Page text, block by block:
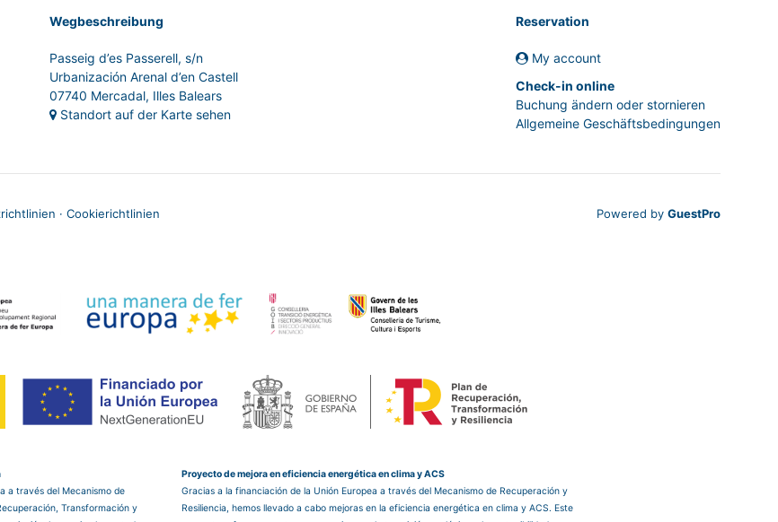
Wegbeschreibung
Passeig d’es Passerell, s/n
Urbanización Arenal d’en Castell
07740 Mercadal, Illes Balears
Standort auf der Karte sehen
Reservation
My account
Check-in online
Buchung ändern oder stornieren
Allgemeine Geschäftsbedingungen
· Cookierichtlinien
Powered by GuestPro
a través del Mecanismo de
Transformación y
Proyecto de mejora en eficiencia energética en clima y ACS
Gracias a la financiación de la Unión Europea a través del Mecanismo de Recuperación y
Resiliencia, hemos llevado a cabo mejoras en la eficiencia energética en clima y ACS. Este